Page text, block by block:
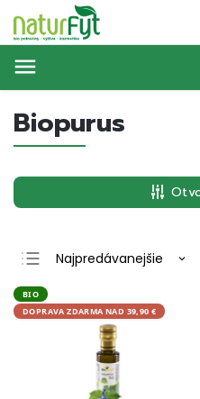
Biopurus
Najpredávanejšie
Najdrahšie
Abecedne
BIO
DOPRAVA ZDARMA NAD 39,90 €